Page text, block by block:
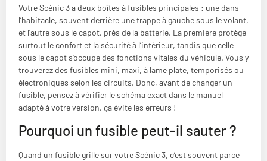
Votre Scénic 3 a deux boîtes à fusibles principales : une dans
l’habitacle, souvent derrière une trappe à gauche sous le volant,
et l’autre sous le capot, près de la batterie. La première protège
surtout le confort et la sécurité à l’intérieur, tandis que celle
sous le capot s’occupe des fonctions vitales du véhicule. Vous y
trouverez des fusibles mini, maxi, à lame plate, temporisés ou
électroniques selon les circuits. Donc, avant de changer un
fusible, pensez à vérifier le schéma exact dans le manuel
adapté à votre version, ça évite les erreurs !
Pourquoi un fusible peut-il sauter ?
Quand un fusible grille sur votre Scénic 3, c’est souvent parce